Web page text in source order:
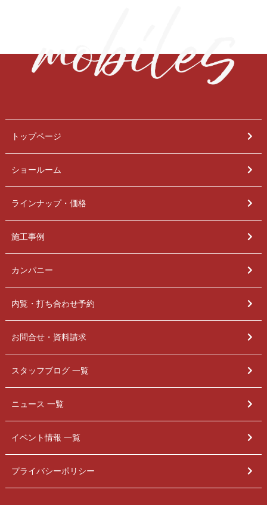
トップページ
ショールーム
ラインナップ・価格
施工事例
カンパニー
内覧・打ち合わせ予約
お問合せ・資料請求
スタッフブログ 一覧
ニュース 一覧
イベント情報 一覧
プライバシーポリシー